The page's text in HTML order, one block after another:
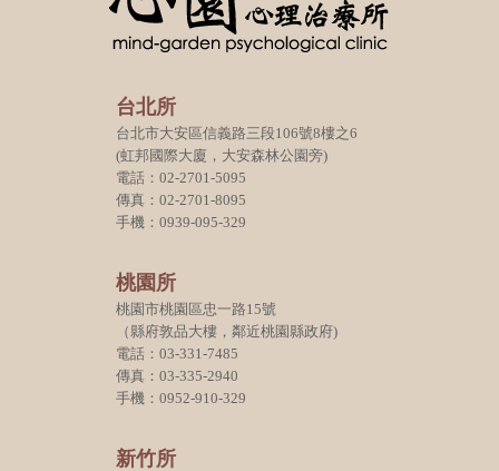
台北所
台北市大安區信義路三段106號8樓之6
(虹邦國際大廈，大安森林公園旁)
電話：02-2701-5095
傳真：02-2701-8095
手機：0939-095-329
桃園所
桃園市桃園區忠一路15號
（縣府敦品大樓，鄰近桃園縣政府)
電話：03-331-7485
傳真：03-335-2940
手機：0952-910-329
新竹所